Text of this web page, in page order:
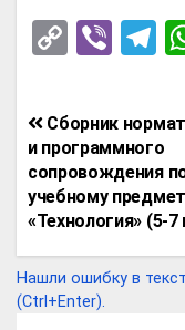
C
py
Li
n
k
Vi
er
T
e
gr
a
m
Навигация
по
записям
Сборник
и программного
сопровождения
учебному
«Технология» (5-7
Нашли ошибку в
(Ctrl+Enter).